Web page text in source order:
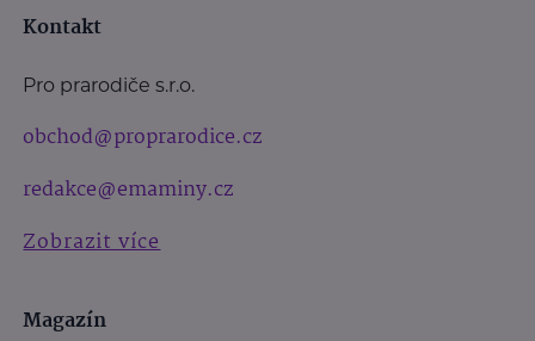
Kontakt
Pro prarodiče s.r.o.
obchod@proprarodice.cz
redakce@emaminy.cz
Zobrazit více
Magazín